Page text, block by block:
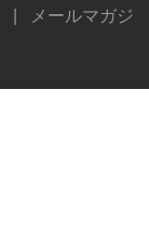
メールマガジ